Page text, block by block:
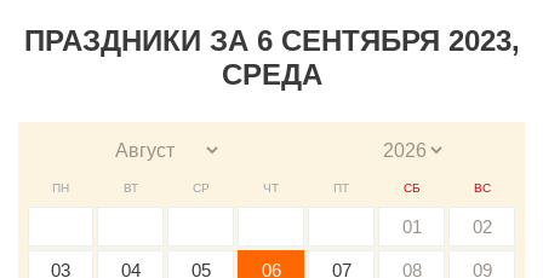
ПРАЗДНИКИ ЗА 6 СЕНТЯБРЯ 2023,
СРЕДА
ПН ВТ СР ЧТ ПТ СБ ВС
01 02
03 04 05 06 07 08 09